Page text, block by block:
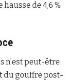
de 4,6 %
n’est peut-être
du gouffre post-